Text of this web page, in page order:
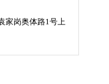
家岗奥体路1号上